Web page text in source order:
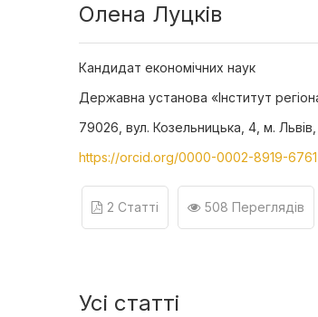
Олена Луцків
Кандидат економічних наук
Державна установа «Інститут
79026, вул. Козельницька, 4, м. Львів,
https://orcid.org/0000-0002-8919-6761
2 Статті 508 Переглядів
Усі статті